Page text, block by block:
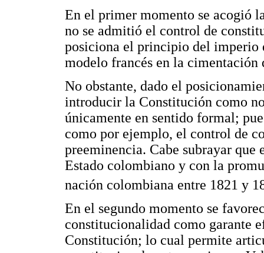
En el primer momento se acogió
no se admitió el control de
posiciona el principio del
modelo francés en la cimentación
No obstante, dado el
introducir la Constitución como
únicamente en sentido formal;
como por ejemplo, el control de
preeminencia. Cabe subrayar
Estado colombiano y con la
nación colombiana entre 1821 y
En el segundo momento se
constitucionalidad como garante
Constitución; lo cual permite